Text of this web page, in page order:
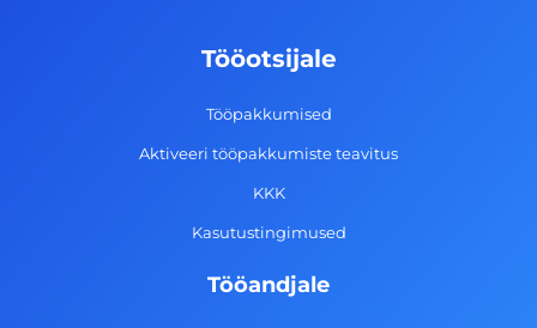
-
g
a
m
d
n
Tööotsijale
Tööpakkumised
Aktiveeri tööpakkumiste teavitus
KKK
Kasutustingimused
Tööandjale